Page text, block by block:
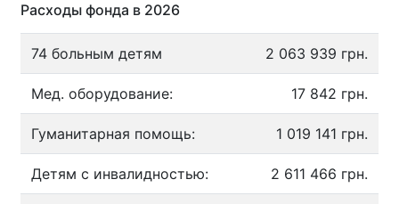
Расходы фонда в 2026
74 больным детям 2 063 939 грн.
Мед. оборудование: 17 842 грн.
Гуманитарная помощь: 1 019 141 грн.
Детям с инвалидностью: 2 611 466 грн.